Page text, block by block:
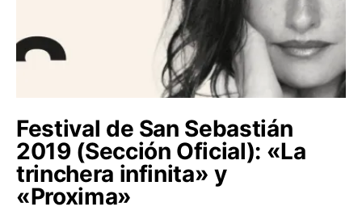
Festival de San Sebastián
2019 (Sección Oficial): «La
trinchera infinita» y
«Proxima»